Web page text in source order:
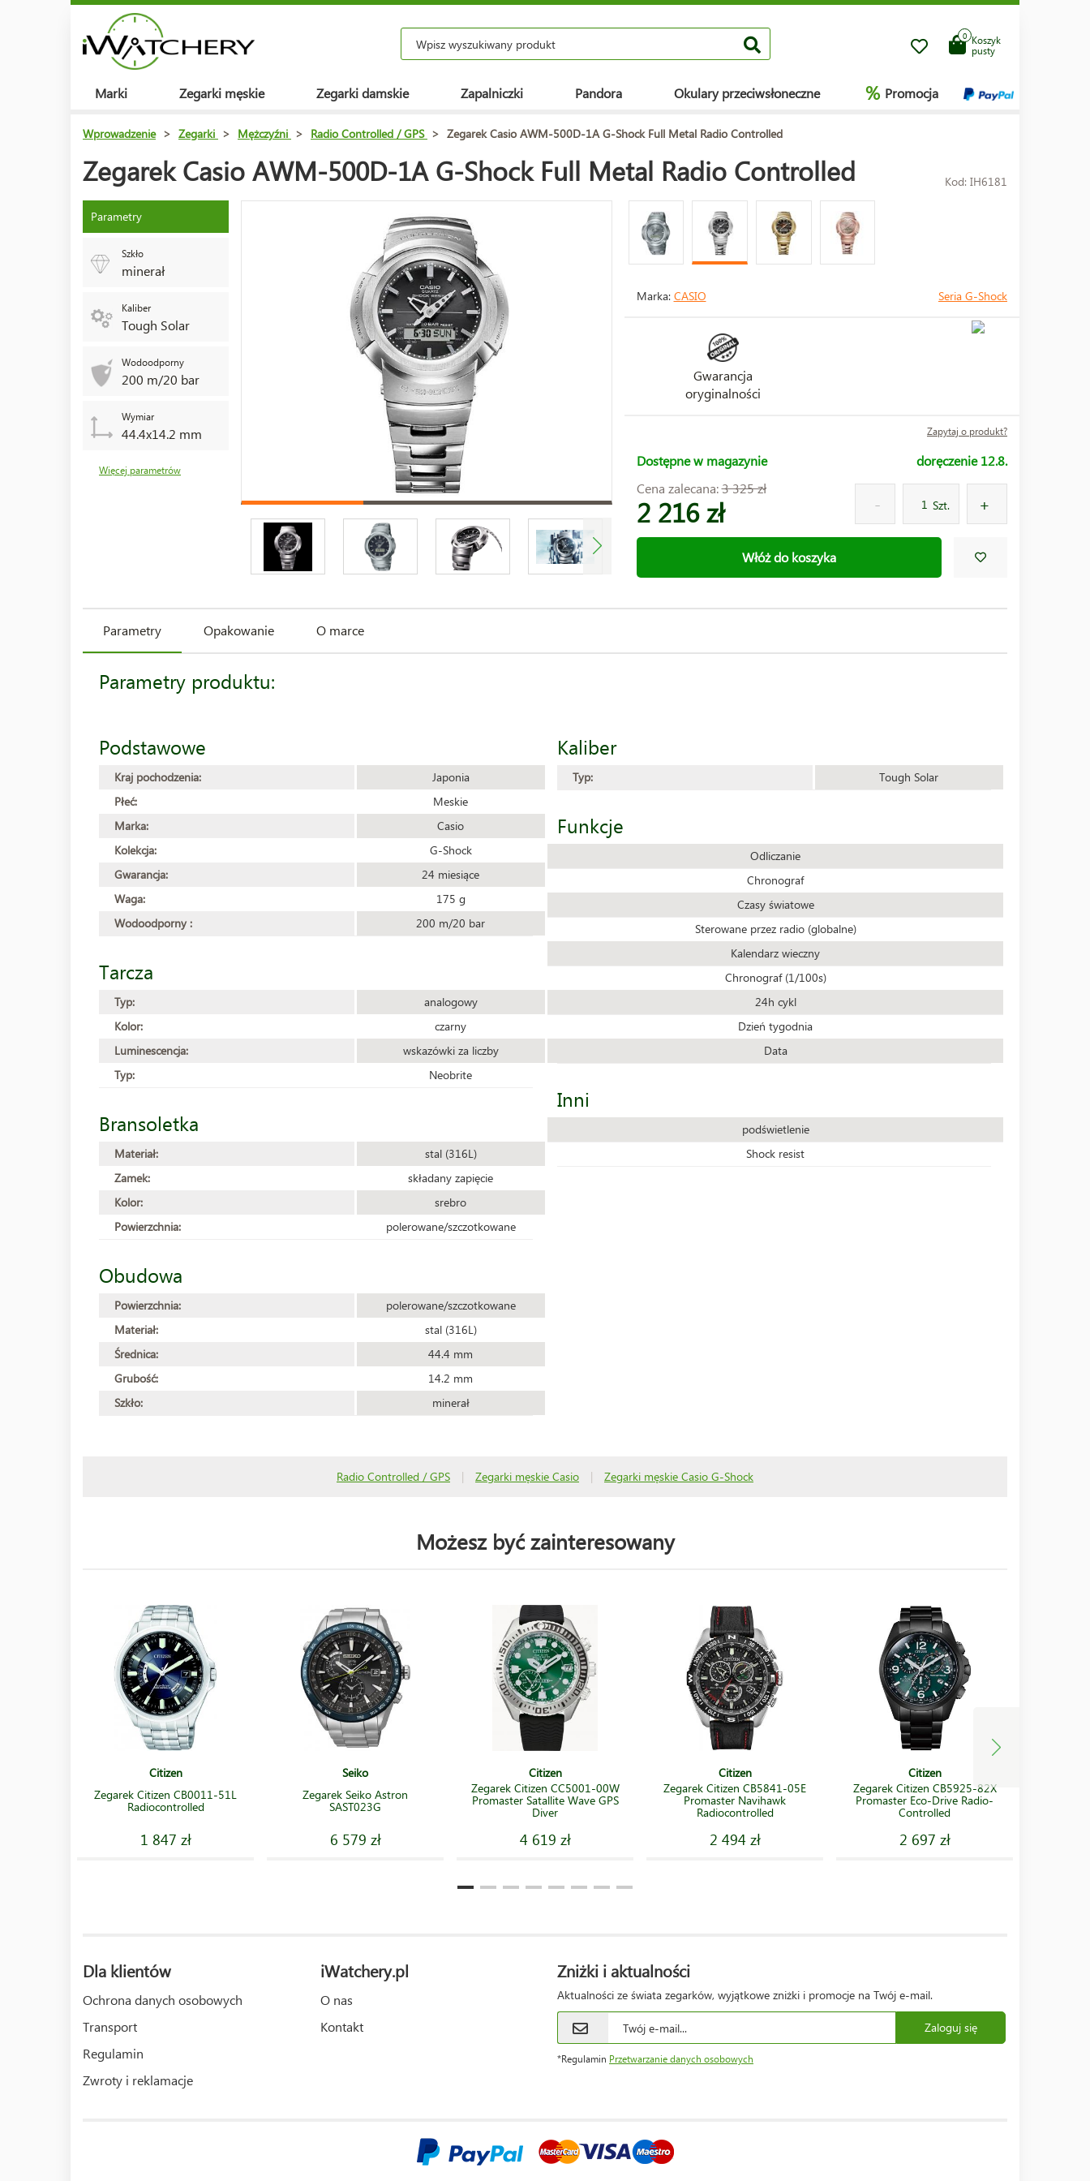
Koszyk
pusty
0
Marki Zegarki męskie Zegarki damskie Zapalniczki Pandora Okulary przeciwsłoneczne % Promocja
Wprowadzenie > Zegarki > Mężczyźni > Radio Controlled / GPS > Zegarek Casio AWM-500D-1A G-Shock Full Metal Radio Controlled
Zegarek Casio AWM-500D-1A G-Shock Full Metal Radio Controlled Kod: IH6181
Parametry
Szkło
minerał
Kaliber
Tough Solar
Wodoodporny
200 m/20 bar
Wymiar
44.4x14.2 mm
Więcej parametrów
Marka: CASIO Seria G-Shock
Gwarancja
oryginalności
Zapytaj o produkt?
Dostępne w magazynie
doręczenie 12.8.
Cena zalecana:3 325 zł
2 216 zł Szt.
Włóż do koszyka
Parametry Opakowanie O marce
Parametry produktu:
Podstawowe
Kraj pochodzenia:
Japonia
Płeć:
Meskie
Marka:
Casio
Kolekcja:
G-Shock
Gwarancja:
24 miesiące
Waga:
175 g
Wodoodporny :
200 m/20 bar
Tarcza
Typ:
analogowy
Kolor:
czarny
Luminescencja:
wskazówki za liczby
Typ:
Neobrite
Bransoletka
Materiał:
stal (316L)
Zamek:
składany zapięcie
Kolor:
srebro
Powierzchnia:
polerowane/szczotkowane
Obudowa
Powierzchnia:
polerowane/szczotkowane
Materiał:
stal (316L)
Średnica:
44.4 mm
Grubość:
14.2 mm
Szkło:
minerał
Kaliber
Typ: Tough Solar
Funkcje
Odliczanie
Chronograf
Czasy światowe
Sterowane przez radio (globalne)
Kalendarz wieczny
Chronograf (1/100s)
24h cykl
Dzień tygodnia
Data
Inni
podświetlenie
Shock resist
Radio Controlled / GPS | Zegarki męskie Casio | Zegarki męskie Casio G-Shock
Możesz być zainteresowany
Citizen
Zegarek Citizen CB0011-51L
Radiocontrolled
1 847 zł
Seiko
Zegarek Seiko Astron
SAST023G
6 579 zł
Citizen
Zegarek Citizen CC5001-00W
Promaster Satallite Wave GPS
Diver
4 619 zł
Citizen
Zegarek Citizen CB5841-05E
Promaster Navihawk
Radiocontrolled
2 494 zł
Citizen
Zegarek Citizen CB5925-82X
Promaster Eco-Drive Radio-
Controlled
2 697 zł
Dla klientów
Ochrona danych osobowych
Transport
Regulamin
Zwroty i reklamacje
iWatchery.pl
O nas
Kontakt
Zniżki i aktualności
Aktualności ze świata zegarków, wyjątkowe zniżki i promocje na Twój e-mail.
Zaloguj się
*Regulamin Przetwarzanie danych osobowych